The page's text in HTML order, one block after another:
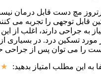
مچ دست قابل درمان
قابل توجهی را تجربه می
به جراحی دارند، اغلب از
تسکین درد. در بسیاری از
را می توان پس از جراحی
به این مطلب امتیاز بدهید: ☆